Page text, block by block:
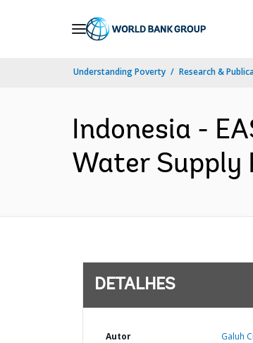
Understanding Poverty Research &
Indonesia -
Water Supply
DETALHES
Autor Galuh